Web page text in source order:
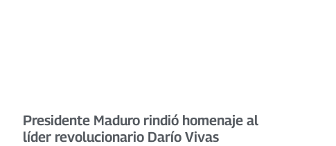
Presidente Maduro rindió homenaje al
líder revolucionario Darío Vivas